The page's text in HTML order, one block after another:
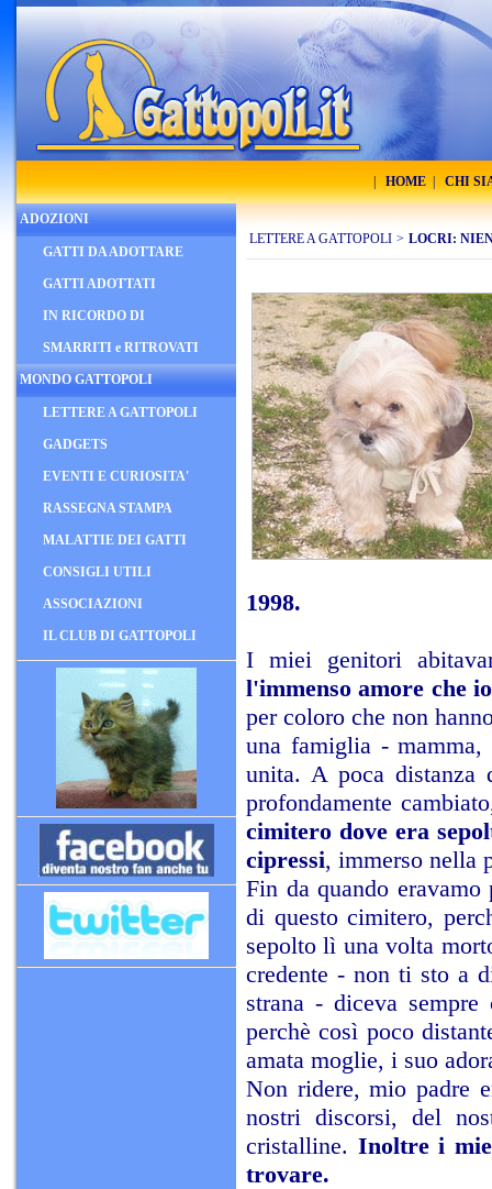
HOME CHI
ADOZIONI
GATTI DA ADOTTARE
GATTI ADOTTATI
IN RICORDO DI
SMARRITI e RITROVATI
MONDO GATTOPOLI
LETTERE A GATTOPOLI
GADGETS
EVENTI E CURIOSITA'
RASSEGNA STAMPA
MALATTIE DEI GATTI
CONSIGLI UTILI
ASSOCIAZIONI
IL CLUB DI GATTOPOLI
LETTERE A GATTOPOLI > LOCRI:
1998.
I miei genitori
l'immenso amore che
per coloro che non
una famiglia -
unita. A poca distanza
profondamente
cimitero dove era
cipressi, immerso nella
Fin da quando
di questo cimitero,
sepolto lì una volta
credente - non ti sto a
strana - diceva
perchè così poco
amata moglie, i suo
Non ridere, mio padre
nostri discorsi, del
cristalline. Inoltre i
trovare.